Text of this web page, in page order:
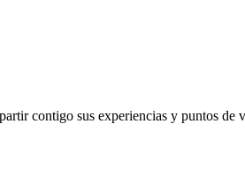
contigo sus experiencias y puntos